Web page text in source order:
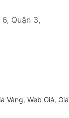
Quận 3,
Vàng, Web Giá, Giá